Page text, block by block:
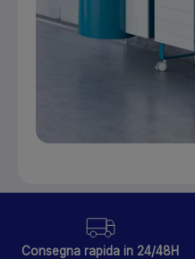
Consegna rapida in 24/48H